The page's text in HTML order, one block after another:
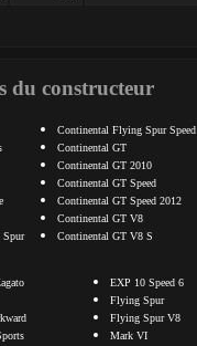
du constructeur
Spur
Continental Flying Spur Speed
Continental GT
Continental GT 2010
Continental GT Speed
Continental GT Speed 2012
Continental GT V8
Continental GT V8 S
EXP 10 Speed 6
Flying Spur
Flying Spur V8
Mark VI